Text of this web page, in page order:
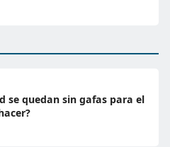
se quedan sin gafas para el